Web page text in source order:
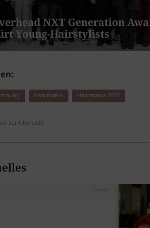
NXT Generation
Young-Hairstylists
Haarmania Haarmania 2025
zur Übersicht
Anzeige